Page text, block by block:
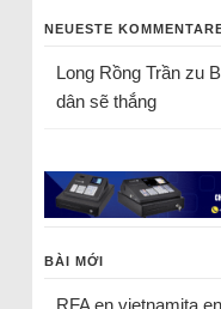
NEUESTE
Long Rồng Trầnzu
dân sẽ thắng
BÀI MỚI
RFA en vietnamita